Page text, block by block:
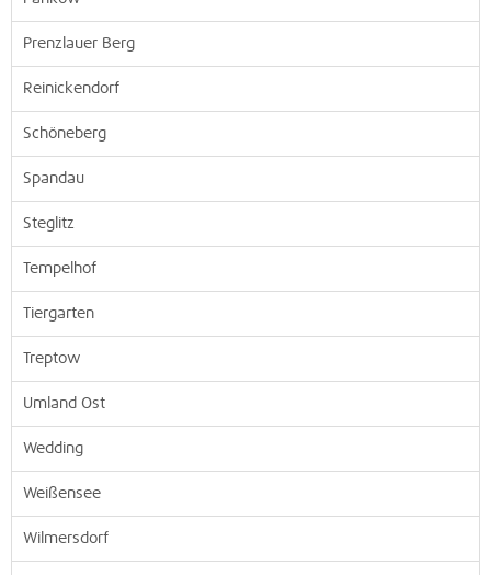
Prenzlauer Berg
Reinickendorf
Schöneberg
Spandau
Steglitz
Tempelhof
Tiergarten
Treptow
Umland Ost
Wedding
Weißensee
Wilmersdorf